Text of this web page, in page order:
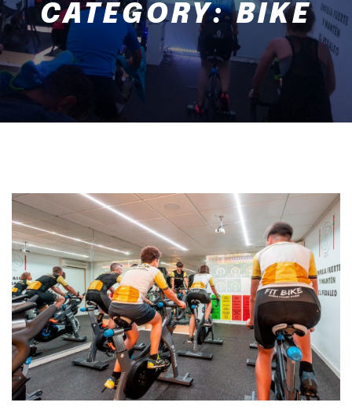
CATEGORY:BIKE